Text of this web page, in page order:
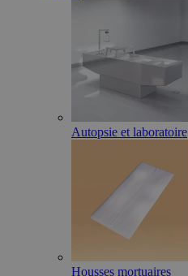
Autopsie et laboratoire
Housses mortuaires